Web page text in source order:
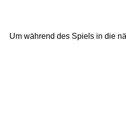
Um während des Spiels in die